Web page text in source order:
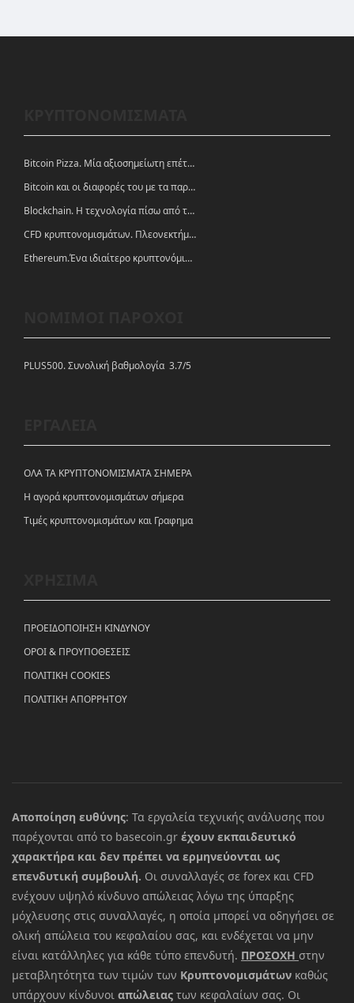
Bitcoin Pizza. Μία αξιοσημείωτη επέτειος.
Bitcoin και οι διαφορές του με τα παραδοσιακά νομίσματα
Blockchain. Η τεχνολογία πίσω από τα κρυπτονομίσματα
CFD κρυπτονομισμάτων. Πλεονεκτήματα και ευκαιρίες
Ethereum.Ένα ιδιαίτερο κρυπτονόμισμα-πλατφόρμα
PLUS500. Συνολική βαθμολογία 3.7/5
ΟΛΑ ΤΑ ΚΡΥΠΤΟΝΟΜΙΣΜΑΤΑ ΣΗΜΕΡΑ
Η αγορά κρυπτονομισμάτων σήμερα
Tιμές κρυπτονομισμάτων και Γραφημα
ΠΡΟΕΙΔΟΠΟΙΗΣΗ ΚΙΝΔΥΝΟΥ
ΟΡΟΙ & ΠΡΟΥΠΟΘΕΣΕΙΣ
ΠΟΛΙΤΙΚΗ COOKIES
ΠΟΛΙΤΙΚΗ ΑΠΟΡΡΗΤΟΥ
Αποποίηση ευθύνης: Τα εργαλεία τεχνικής ανάλυσης που
παρέχονται από το basecoin.gr έχουν εκπαιδευτικό
χαρακτήρα και δεν πρέπει να ερμηνεύονται ως
επενδυτική συμβουλή. Οι συναλλαγές σε forex και CFD
ενέχουν υψηλό κίνδυνο απώλειας λόγω της ύπαρξης
μόχλευσης στις συναλλαγές, η οποία μπορεί να οδηγήσει σε
ολική απώλεια του κεφαλαίου σας, και ενδέχεται να μην
είναι κατάλληλες για κάθε τύπο επενδυτή. ΠΡΟΣΟΧΗ στην
μεταβλητότητα των τιμών των Κρυπτονομισμάτων καθώς
υπάρχουν κίνδυνοι απώλειας των κεφαλαίων σας. Οι